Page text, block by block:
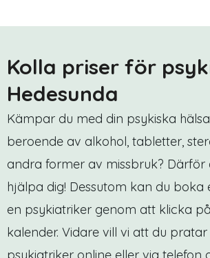
Kolla priser för
Hedesunda
Kämpar du med din psykiska
beroende av alkohol, tabletter,
andra former av missbruk?
hjälpa dig! Dessutom kan du boka
en psykiatriker genom att klicka
kalender. Vidare vill vi att du